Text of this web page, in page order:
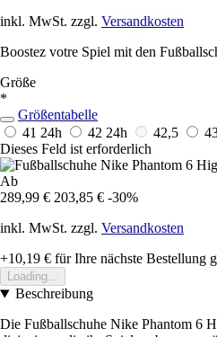
inkl. MwSt. zzgl. Versandkosten
Boostez votre Spiel mit den
Größe
*
Größentabelle
41 24h 42 24h 42,5
Dieses Feld ist erforderlich
Ab
289,99 € 203,85 € -30%
inkl. MwSt. zzgl. Versandkosten
+10,19 € für Ihre nächste Bestellung
Loading...
Beschreibung
Die Fußballschuhe Nike Phantom 6